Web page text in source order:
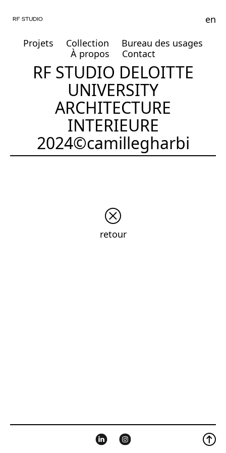
Projets Collection
Bureau des usages
À propos
Contact
en
RF STUDIO DELOITTE
UNIVERSITY
ARCHITECTURE
INTERIEURE
2024©camillegharbi
retour